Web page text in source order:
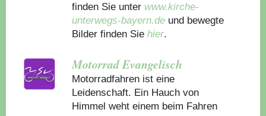
finden Sie unter www.kirche-
unterwegs-bayern.de und bewegte
Bilder finden Sie hier.
Motorrad Evangelisch
Motorradfahren ist eine
Leidenschaft. Ein Hauch von
Himmel weht einem beim Fahren